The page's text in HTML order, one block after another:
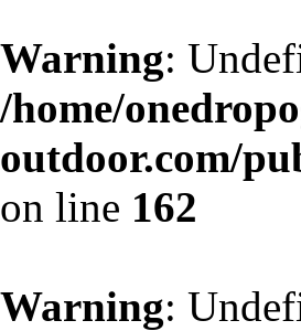
Warning:
/home/
outdoor.com/
on line 162
Warning: